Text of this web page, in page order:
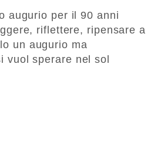
augurio per il 90 anni
riflettere, ripensare a
un augurio ma
vuol sperare nel sol